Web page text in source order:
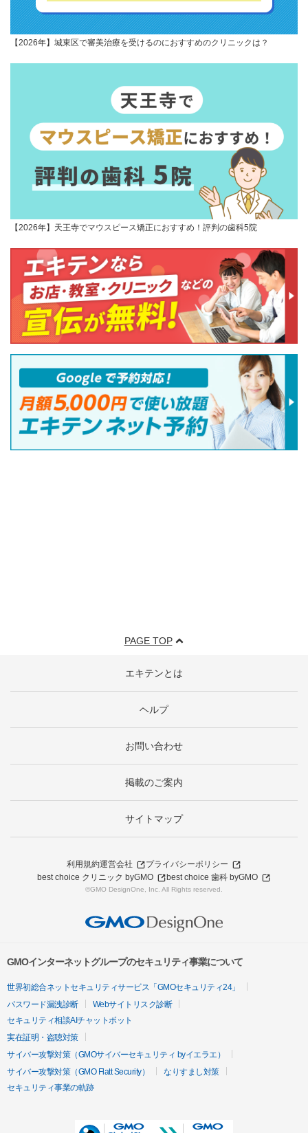
【2026年】城東区で審美治療を受けるのにおすすめのクリニックは？
【2026年】天王寺でマウスピース矯正におすすめ！評判の歯科5院
PAGE TOP
エキテンとは
ヘルプ
お問い合わせ
掲載のご案内
サイトマップ
利用規約運営会社
プライバシーポリシー
best choice クリニック byGMO
best choice 歯科 byGMO
©GMO DesignOne, Inc. All Rights reserved.
GMOインターネットグループのセキュリティ事業について
世界初総合ネットセキュリティサービス「GMOセキュリティ24」
パスワード漏洩診断
Webサイトリスク診断
セキュリティ相談AIチャットボット
実在証明・盗聴対策
サイバー攻撃対策（GMOサイバーセキュリティ byイエラエ）
サイバー攻撃対策（GMO Flatt Security）
なりすまし対策
セキュリティ事業の軌跡